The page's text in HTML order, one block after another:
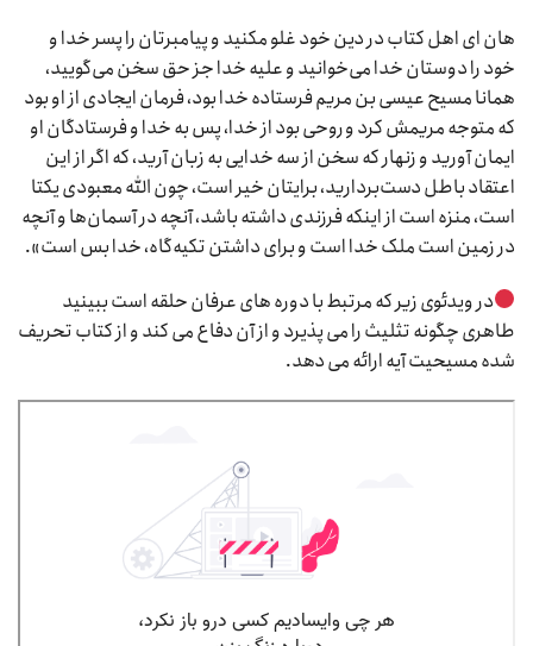
هان اى اهل کتاب در دین خود غلو مکنید و پیامبرتان را پسر خدا و
خود را دوستان خدا می‌خوانید و علیه خدا جز حق سخن می‌گویید،
همانا مسیح عیسى بن مریم فرستاده خدا بود، فرمان ایجادى از او بود
که متوجه مریمش کرد و روحى بود از خدا، پس به خدا و فرستادگان او
ایمان آورید و زنهار که سخن از سه خدایى به زبان آرید، که اگر از این
اعتقاد باطل دست‌بردارید، برایتان خیر است، چون الله معبودى یکتا
است، منزه است از اینکه فرزندى داشته باشد، آنچه در آسمان‌ها و آنچه
در زمین است ملک خدا است و براى داشتن تکیه‌گاه، خدا بس است».
در ویدئوی زیر که مرتبط با دوره های عرفان حلقه است ببینید
طاهری چگونه تثلیث را می پذیرد و از آن دفاع می کند و از کتاب تحریف
شده مسیحیت آیه ارائه می دهد.